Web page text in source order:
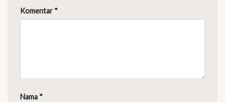
Komentar *
Nama *